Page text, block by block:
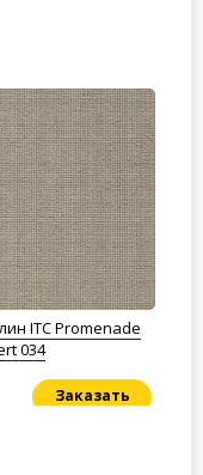
ITC Promenade
034
Заказать